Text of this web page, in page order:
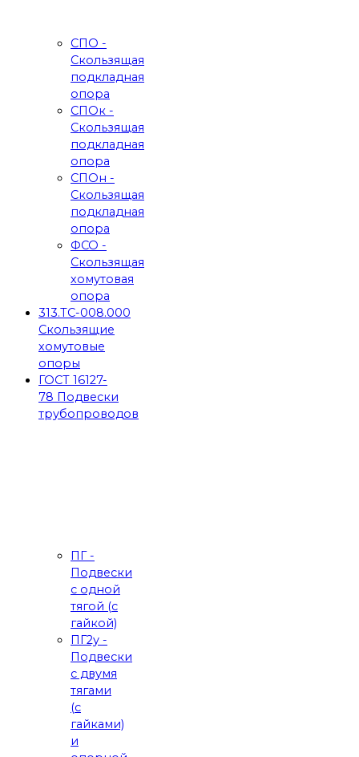
СПО -
Скользящая
подкладная
опора
СПОк -
Скользящая
подкладная
опора
СПОн -
Скользящая
подкладная
опора
ФСО -
Скользящая
хомутовая
опора
313.ТС-008.000
Скользящие
хомутовые
опоры
ГОСТ 16127-
78 Подвески
трубопроводов
ПГ -
Подвески
с одной
тягой (с
гайкой)
ПГ2у -
Подвески
с двумя
тягами
(с
гайками)
и